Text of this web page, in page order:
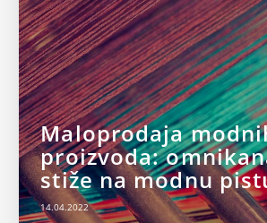
Maloprodaja
proizvoda:
stiže na modnu
14.04.2022